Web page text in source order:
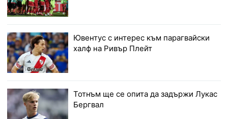
Ювентус с интерес към парагвайски
халф на Ривър Плейт
Тотнъм ще се опита да задържи Лукас
Бергвал